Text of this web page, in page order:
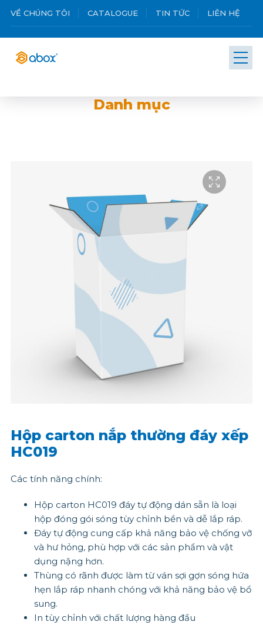
VỀ CHÚNG TÔI CATALOGUE TIN TỨC LIÊN HỆ
Danh mục
Hộp carton nắp thường đáy xếp
HC019
Các tính năng chính:
Hộp carton HC019 đáy tự động dán sẵn là loại
hộp đóng gói sóng tùy chỉnh bền và dễ lắp ráp.
Đáy tự động cung cấp khả năng bảo vệ chống vỡ
và hư hỏng, phù hợp với các sản phẩm và vật
dụng nặng hơn.
Thùng có rãnh được làm từ ván sợi gợn sóng hứa
hẹn lắp ráp nhanh chóng với khả năng bảo vệ bổ
sung.
In tùy chỉnh với chất lượng hàng đầu